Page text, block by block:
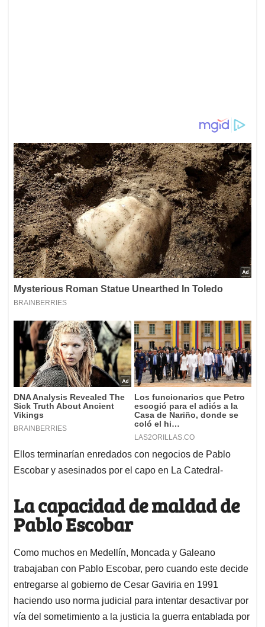
Ellos terminarían enredados con negocios de Pablo
Escobar y asesinados por el capo en La Catedral-
La capacidad de maldad de
Pablo Escobar
Como muchos en Medellín, Moncada y Galeano
trabajaban con Pablo Escobar, pero cuando este decide
entregarse al gobierno de Cesar Gaviria en 1991
haciendo uso norma judicial para intentar desactivar por
vía del sometimiento a la justicia la guerra entablada por